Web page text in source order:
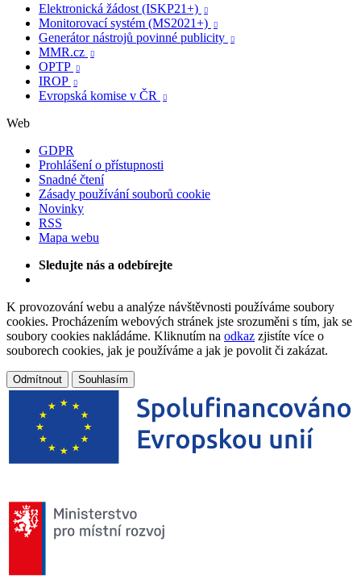
Elektronická žádost (ISKP21+)

Monitorovací systém (MS2021+) 
Generátor nástrojů povinné publicity 
MMR.cz 
OPTP 
IROP 
Evropská komise v ČR 
Web
GDPR
Prohlášení o přístupnosti
Snadné čtení
Zásady používání souborů cookie
Novinky
RSS
Mapa webu
Sledujte nás a odebírejte
K provozování webu a analýze návštěvnosti používáme soubory
cookies. Procházením webových stránek jste srozuměni s tím, jak se
soubory cookies nakládáme. Kliknutím na odkaz zjistíte více o
souborech cookies, jak je používáme a jak je povolit či zakázat.
Odmítnout Souhlasím